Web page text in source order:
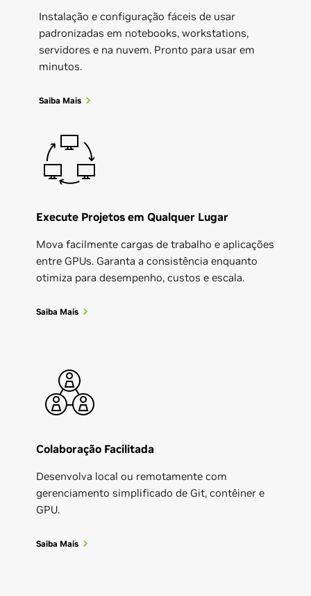
Instalação e configuração fáceis de usar
padronizadas em notebooks, workstations,
servidores e na nuvem. Pronto para usar em
minutos.
Saiba Mais
Execute Projetos em Qualquer Lugar
Mova facilmente cargas de trabalho e aplicações
entre GPUs. Garanta a consistência enquanto
otimiza para desempenho, custos e escala.
Saiba Mais
Colaboração Facilitada
Desenvolva local ou remotamente com
gerenciamento simplificado de Git, contêiner e
GPU.
Saiba Mais